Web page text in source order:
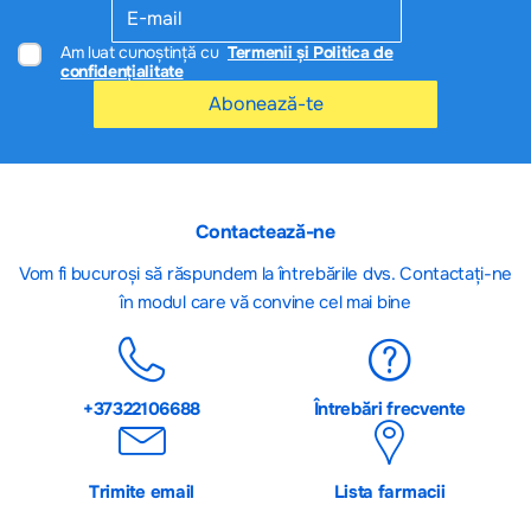
Am luat cunoștință cu Termenii și Politica de
confidențialitate
Abonează-te
Contactează-ne
Vom fi bucuroși să răspundem la întrebările dvs. Contactați-ne
în modul care vă convine cel mai bine
+37322106688 Întrebări frecvente
Trimite email Lista farmacii